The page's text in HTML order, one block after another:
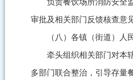
负责餐饮场所消防安全
审批及相关部门反馈核查意见
（八）各镇（街道）人
牵头组织相关部门对本
多部门联合整治，引导存量